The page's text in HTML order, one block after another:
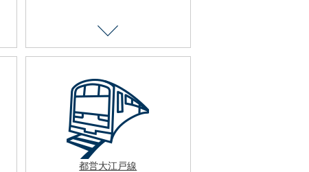
都営大江戸線